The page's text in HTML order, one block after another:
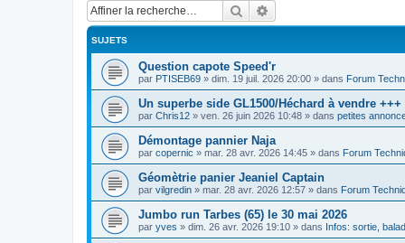
Rechercher
SUJETS
Question capote Speed'r
par PTISEB69 » dim. 19 juil. 2026 20:00 » dans Forum
Un superbe side GL1500/Héchard à vendre +++
par Chris12 » ven. 26 juin 2026 10:48 » dans petites
Démontage pannier Naja
par copernic » mar. 28 avr. 2026 14:45 » dans Forum
Géomètrie panier Jeaniel Captain
par vilgredin » mar. 28 avr. 2026 12:57 » dans Forum
Jumbo run Tarbes (65) le 30 mai 2026
par yves » dim. 26 avr. 2026 19:10 » dans Infos: sortie,